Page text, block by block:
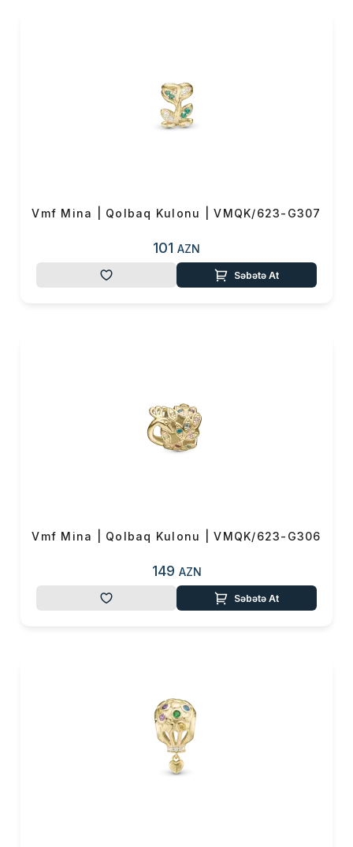
Vmf Mina | Qolbaq Kulonu | VMQK/623-G307
101 AZN
Səbətə At
Vmf Mina | Qolbaq Kulonu | VMQK/623-G306
149 AZN
Səbətə At